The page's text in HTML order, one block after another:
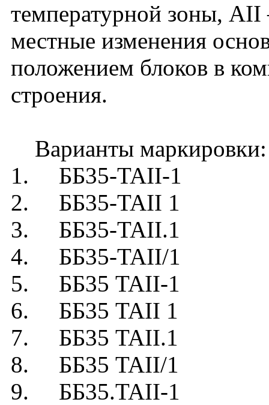
температурной зоны, AII
местные изменения
положением блоков в
строения.
Варианты маркировки:
1. ББ35-TAII-1
2. ББ35-TAII 1
3. ББ35-TAII.1
4. ББ35-TAII/1
5. ББ35 TAII-1
6. ББ35 TAII 1
7. ББ35 TAII.1
8. ББ35 TAII/1
9. ББ35.TAII-1